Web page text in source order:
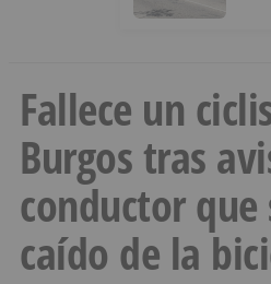
Fallece un
Burgos tras
conductor que
caído de la